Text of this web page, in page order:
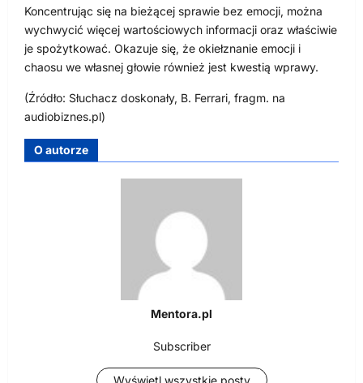
Koncentrując się na bieżącej sprawie bez emocji, można
wychwycić więcej wartościowych informacji oraz właściwie
je spożytkować. Okazuje się, że okiełznanie emocji i
chaosu we własnej głowie również jest kwestią wprawy.
(Źródło: Słuchacz doskonały, B. Ferrari, fragm. na
audiobiznes.pl)
O autorze
Mentora.pl
Subscriber